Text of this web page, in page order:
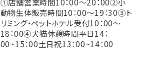
動物生体販売時間10：00～19：30③ト
リミング・ペットホテル受付10：00～
18：00④犬猫休憩時間平日14：
00~15：00土日祝13：00~14：00